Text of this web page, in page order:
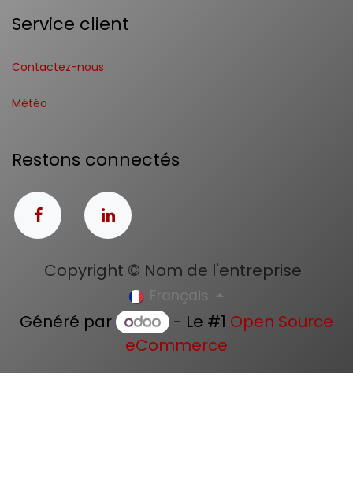
Service client
Contactez-nous
Météo
Restons connectés
Copyright © Nom de l'entreprise
Français
Généré par - Le #1 Open Source
eCommerce